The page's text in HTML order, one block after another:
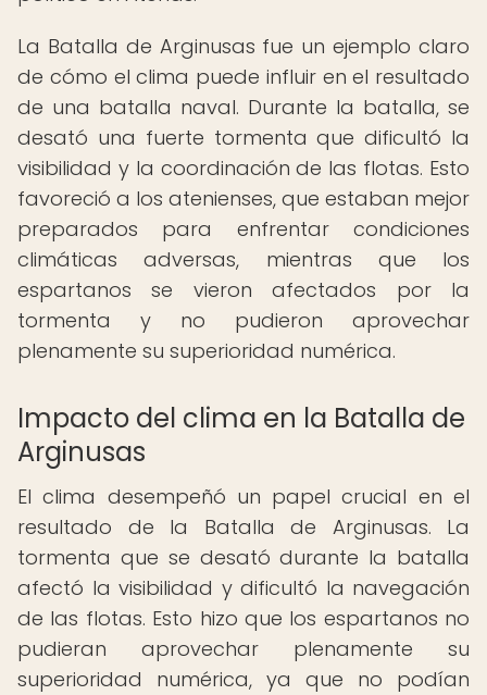
La Batalla de Arginusas fue un ejemplo claro
de cómo el clima puede influir en el resultado
de una batalla naval. Durante la batalla, se
desató una fuerte tormenta que dificultó la
visibilidad y la coordinación de las flotas. Esto
favoreció a los atenienses, que estaban mejor
preparados para enfrentar condiciones
climáticas adversas, mientras que los
espartanos se vieron afectados por la
tormenta y no pudieron aprovechar
plenamente su superioridad numérica.
Impacto del clima en la Batalla de
Arginusas
El clima desempeñó un papel crucial en el
resultado de la Batalla de Arginusas. La
tormenta que se desató durante la batalla
afectó la visibilidad y dificultó la navegación
de las flotas. Esto hizo que los espartanos no
pudieran aprovechar plenamente su
superioridad numérica, ya que no podían